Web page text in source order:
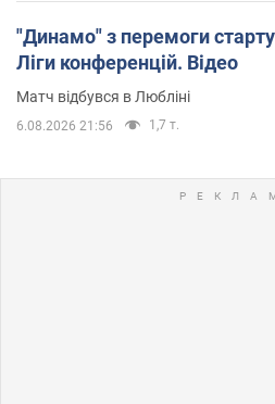
"Динамо" з перемоги
Ліги конференцій. Відео
Матч відбувся в Любліні
6.08.2026 21:56 1,7 т.